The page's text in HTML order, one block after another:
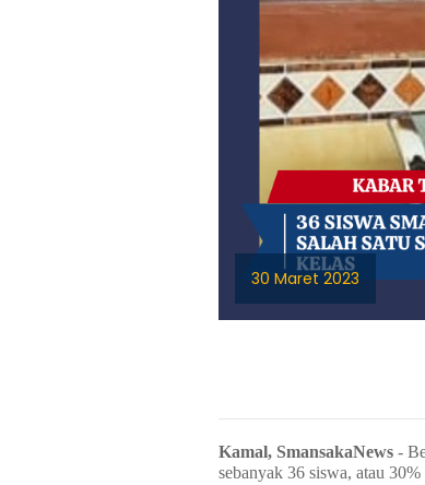
30 Maret 2023
Kamal, SmansakaNews-
sebanyak 36 siswa, atau